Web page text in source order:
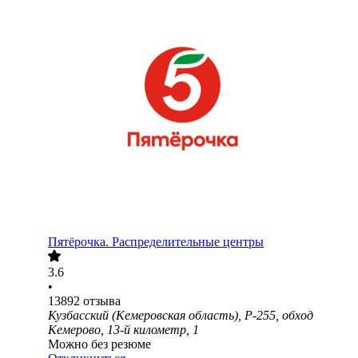
Пятёрочка. Распределительные центры
3.6
•
13892 отзыва
Кузбасский (Кемеровская область), Р-255, обход
Кемерово, 13-й километр, 1
Можно без резюме